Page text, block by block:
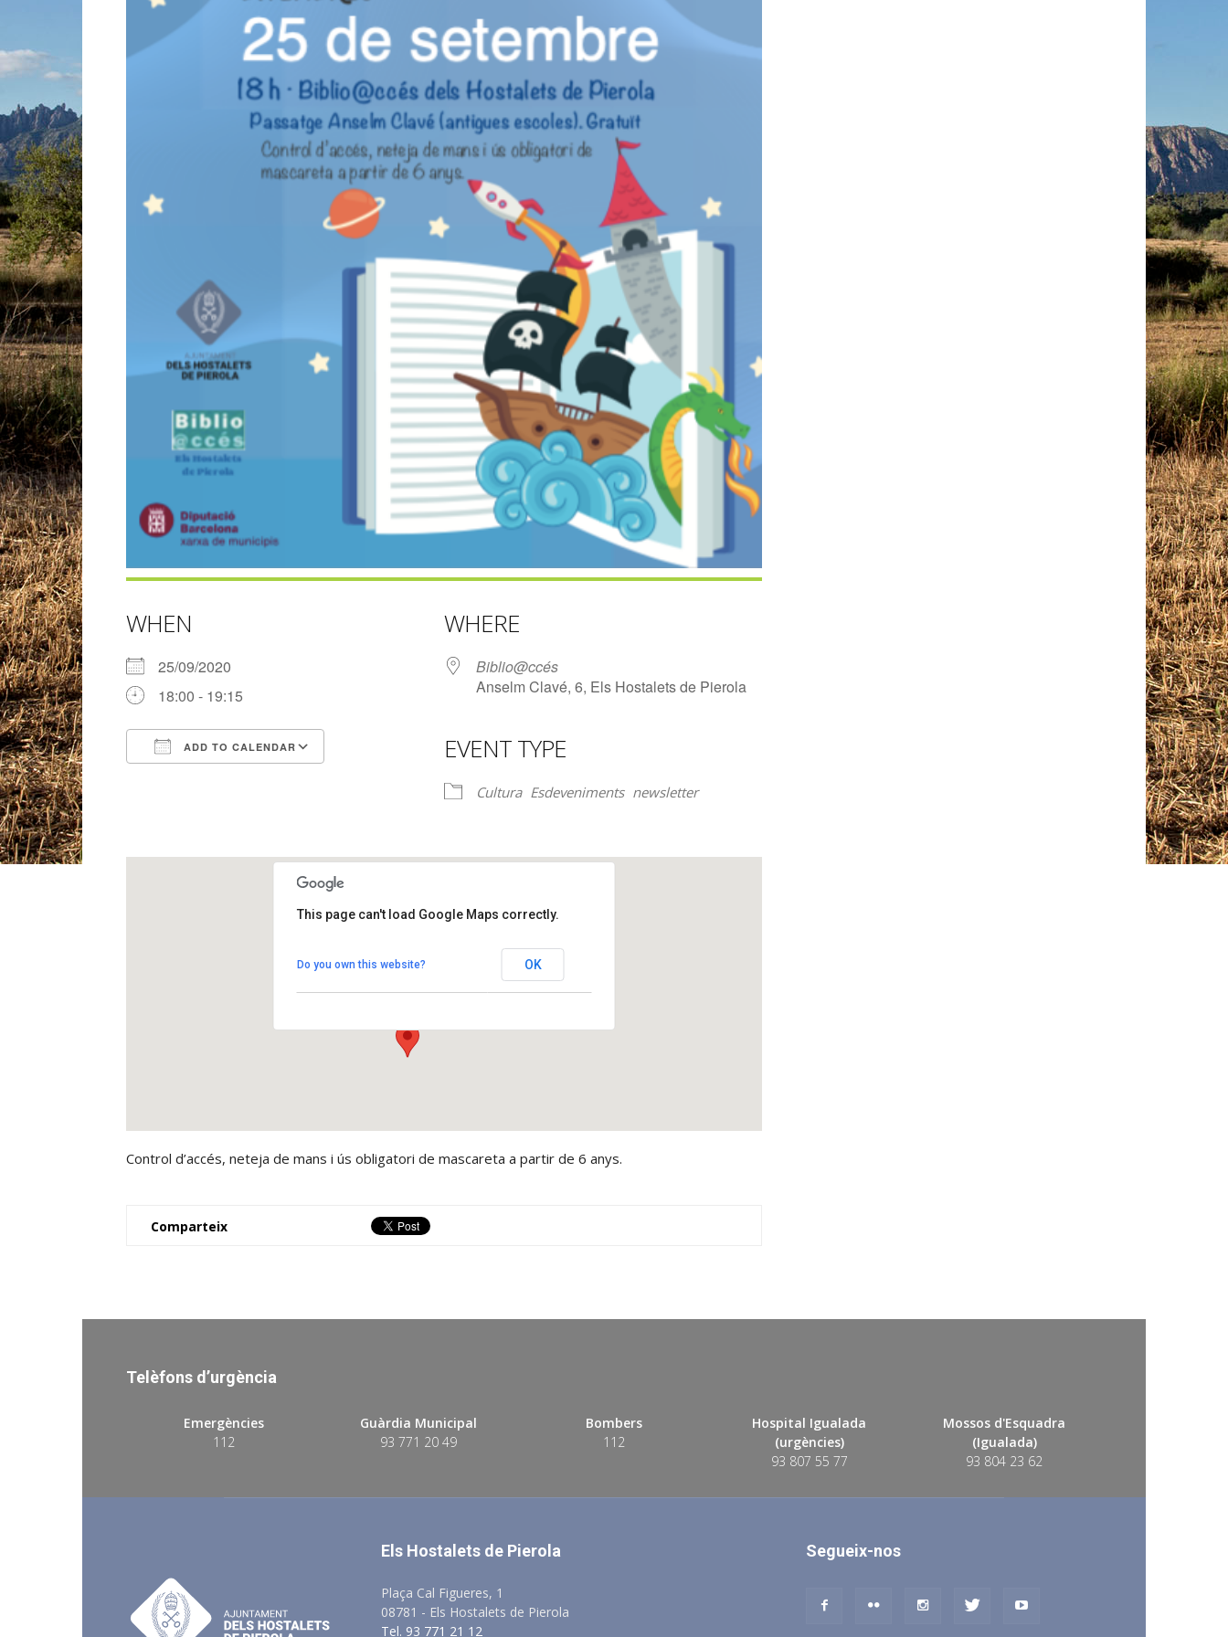
WHEN
25/09/2020
18:00 - 19:15
ADD TO CALENDAR
Google Calendar
WHERE
Biblio@ccés
Anselm Clavé, 6, Els Hostalets de Pierola
EVENT TYPE
Cultura Esdeveniments newsletter
Anselm Clavé, 6 - Els Hostalets de Pierola
View Events
This page can't load Google Maps correctly.
Do you own this website? OK
Control d’accés, neteja de mans i ús obligatori de mascareta a partir de 6 anys.
Comparteix
Telèfons d’urgència
Emergències
112
Guàrdia Municipal
93 771 20 49
Bombers
112
Hospital Igualada
(urgències)
93 807 55 77
Mossos d'Esquadra
(Igualada)
93 804 23 62
Els Hostalets de Pierola
Plaça Cal Figueres, 1
08781 - Els Hostalets de Pierola
Tel. 93 771 21 12
Segueix-nos